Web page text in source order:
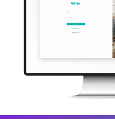
Für Agenturen
Ressourcen